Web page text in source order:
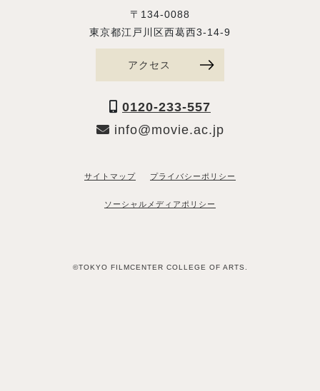
〒134-0088
東京都江戸川区西葛西3-14-9
アクセス
0120-233-557
info@movie.ac.jp
サイトマップ プライバシーポリシー
ソーシャルメディアポリシー
©TOKYO FILMCENTER COLLEGE OF ARTS.